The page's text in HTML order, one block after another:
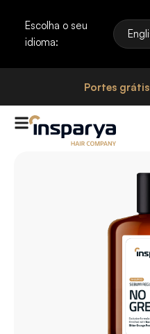
Escolha o seu
idioma:
Portes